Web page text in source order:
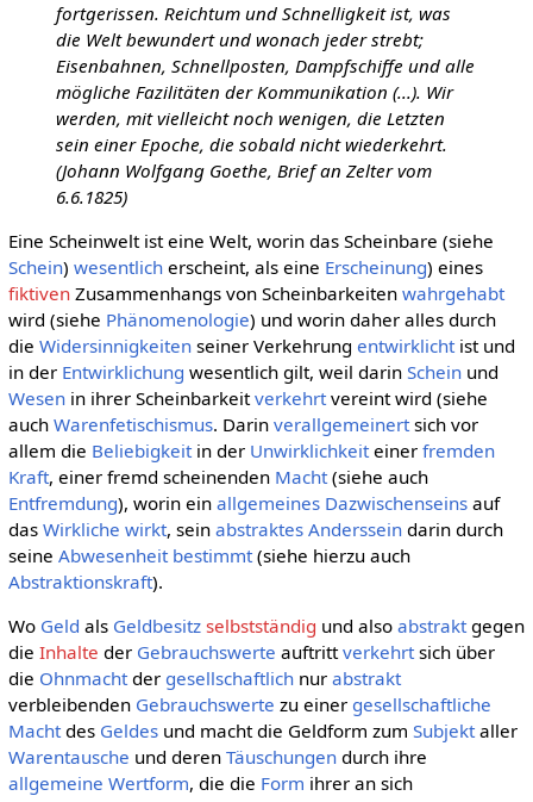
fortgerissen. Reichtum und Schnelligkeit ist, was
die Welt bewundert und wonach jeder strebt;
Eisenbahnen, Schnellposten, Dampfschiffe und alle
mögliche Fazilitäten der Kommunikation (...). Wir
werden, mit vielleicht noch wenigen, die Letzten
sein einer Epoche, die sobald nicht wiederkehrt.
(Johann Wolfgang Goethe, Brief an Zelter vom
6.6.1825)
Eine Scheinwelt ist eine Welt, worin das Scheinbare (siehe
Schein) wesentlicherscheint, als eine Erscheinung) eines
fiktivenZusammenhangs von Scheinbarkeiten wahrgehabt
wird (siehe Phänomenologie) und worin daher alles durch
die Widersinnigkeitenseiner Verkehrung entwirklichtist und
in der Entwirklichung wesentlich gilt, weil darin Scheinund
Wesenin ihrer Scheinbarkeitverkehrtvereint wird (siehe
auch Warenfetischismus. Darin verallgemeinertsich vor
allem die Beliebigkeitin der Unwirklichkeiteiner fremden
Kraft, einer fremd scheinenden Macht(siehe auch
Entfremdung), worin ein allgemeines Dazwischenseinsauf
das Wirkliche wirkt, sein abstraktes Andersseindarin durch
seine Abwesenheit bestimmt(siehe hierzu auch
Abstraktionskraft).
Wo Geld als Geldbesitz selbstständig und also abstraktgegen
die Inhalte der Gebrauchswerte auftrittverkehrtsich über
die Ohnmachtder gesellschaftlichnur abstrakt
verbleibenden Gebrauchswerte zu einer gesellschaftliche
Machtdes Geldesund macht die Geldform zum Subjektaller
Warentausche und deren Täuschungendurch ihre
allgemeine Wertform, die die Form ihrer an sich